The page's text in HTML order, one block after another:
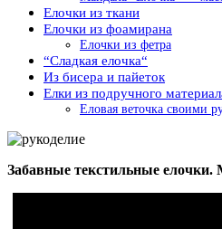
Елочки из ткани
Елочки из фоамирана
Елочки из фетра
“Сладкая елочка“
Из бисера и пайеток
Елки из подручного
Еловая веточка своими
Забавные текстильные елочки.